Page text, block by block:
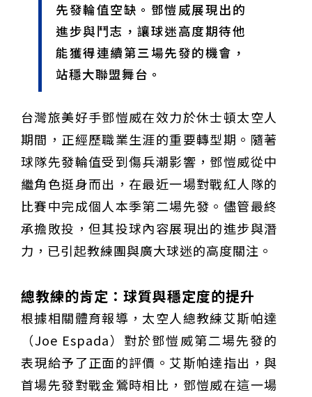
洲」成國際打卡新地標
熊鷹羽毛與保育的兩難！金甌女中師生齊聚《飛吧！熊
鷹》特映會 深化原民文化與生態永續教育
29件神級作品齊聚葫蘆墩！「藝馬登豐」2026台灣工
藝之家聯展震撼登場
跨越百年的生物觀測！科博館、成大《時空丈量師》特
展：讓典藏標本說出氣候變遷真相
睽違七年！精品郵輪「島嶼天空號」首航臺中港 參山處
攜手縣市熱情迎賓
金牌搖籃驚傳「球荒」！江啟臣偕運彩公會挺萬和國
先發輪值空缺。鄧愷威展現出的
進步與鬥志，讓球迷高度期待他
能獲得連續第三場先發的機會，
站穩大聯盟舞台。
台灣旅美好手鄧愷威在效力於休士頓太空人
期間，正經歷職業生涯的重要轉型期。隨著
球隊先發輪值受到傷兵潮影響，鄧愷威從中
繼角色挺身而出，在最近一場對戰紅人隊的
比賽中完成個人本季第二場先發。儘管最終
承擔敗投，但其投球內容展現出的進步與潛
力，已引起教練團與廣大球迷的高度關注。
總教練的肯定：球質與穩定度的提升
根據相關體育報導，太空人總教練艾斯帕達
（Joe Espada）對於鄧愷威第二場先發的
表現給予了正面的評價。艾斯帕達指出，與
首場先發對戰金鶯時相比，鄧愷威在這一場